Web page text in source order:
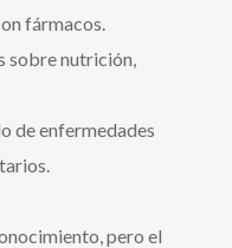
fármacos.
sobre nutrición,
de enfermedades
pero el